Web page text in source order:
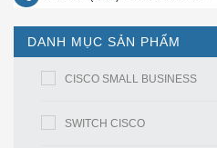
truy cập vào các phân đoạn
bạn. CBS350-24FP-4X Xác
cấp một giao diện nhất quán
loại thiết bị chủ và hệ điều
– Các cơ chế bảo vệ nâng
DANH MỤC SẢN PHẨM
CISCO SMALL BUSINESS
SWITCH CISCO